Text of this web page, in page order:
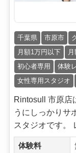
千葉県 市原市
月額1万円以下
初心者専用
体験
女性専用スタジオ
Rintosull 市原店
うにしっかりサ
スタジオです。
体験料